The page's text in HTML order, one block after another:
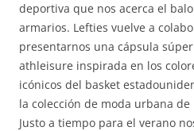
deportiva que nos acerca el
armarios. Lefties vuelve a
presentarnos una cápsula
athleisure inspirada en los
icónicos del basket
la colección de moda urbana
Justo a tiempo para el verano